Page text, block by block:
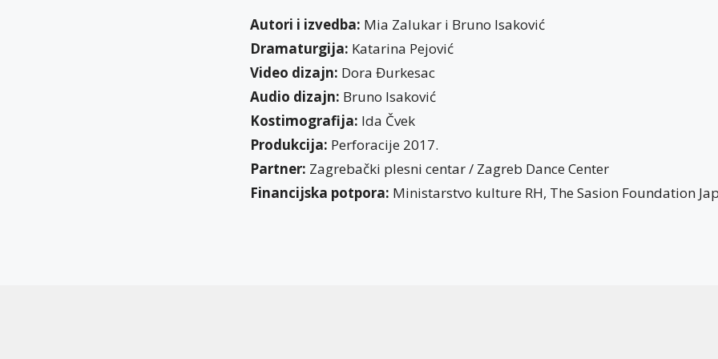
Autori i izvedba: Mia Zalukar i Bruno Isaković
Dramaturgija: Katarina Pejović
Video dizajn: Dora Đurkesac
Audio dizajn: Bruno Isaković
Kostimografija: Ida Čvek
Produkcija: Perforacije 2017.
Partner: Zagrebački plesni centar / Zagreb Dance Center
Financijska potpora: Ministarstvo kulture RH, The Sasion Foundation